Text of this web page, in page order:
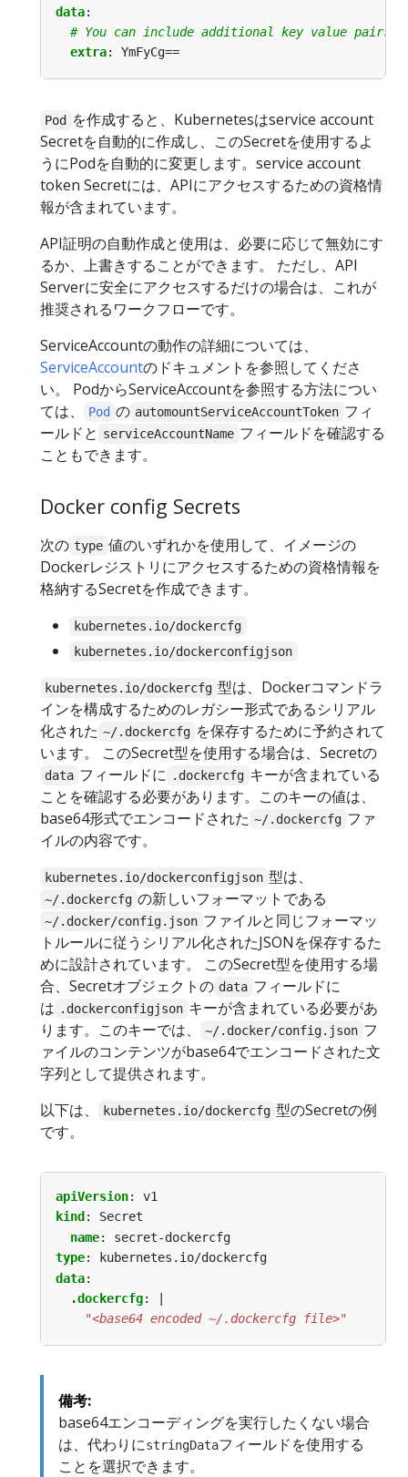
data:
# You can include additional key value pairs
extra: YmFyCg==
Pod
を作成すると、Kubernetesはservice account
Secretを自動的に作成し、このSecretを使用するよ
うにPodを自動的に変更します。service account
token Secretには、APIにアクセスするための資格情
報が含まれています。
API証明の自動作成と使用は、必要に応じて無効にす
るか、上書きすることができます。 ただし、API
Serverに安全にアクセスするだけの場合は、これが
推奨されるワークフローです。
ServiceAccountの動作の詳細については、
ServiceAccountのドキュメントを参照してくださ
い。 PodからServiceAccountを参照する方法につい
ては、
Pod の automountServiceAccountToken フィ
ールドと serviceAccountName フィールドを確認する
こともできます。
Docker config Secrets
次の type 値のいずれかを使用して、イメージの
Dockerレジストリにアクセスするための資格情報を
格納するSecretを作成できます。
kubernetes.io/dockercfg
kubernetes.io/dockerconfigjson
kubernetes.io/dockercfg 型は、Dockerコマンドラ
インを構成するためのレガシー形式であるシリアル
化された ~/.dockercfg を保存するために予約されて
います。 このSecret型を使用する場合は、Secretの
data フィールドに .dockercfg キーが含まれている
ことを確認する必要があります。このキーの値は、
base64形式でエンコードされた ~/.dockercfg ファ
イルの内容です。
kubernetes.io/dockerconfigjson 型は、
~/.dockercfg の新しいフォーマットである
~/.docker/config.json ファイルと同じフォーマッ
トルールに従うシリアル化されたJSONを保存するた
めに設計されています。 このSecret型を使用する場
合、Secretオブジェクトの data フィールドに
は .dockerconfigjson キーが含まれている必要があ
ります。このキーでは、
~/.docker/config.json フ
ァイルのコンテンツがbase64でエンコードされた文
字列として提供されます。
以下は、
kubernetes.io/dockercfg 型のSecretの例
です。
apiVersion:
v1
kind :
Secret
name:
secret-dockercfg
type:
kubernetes.io/dockercfg
data:
.dockercfg:
    "<base64 encoded ~/.dockercfg file>"
備考:
base64エンコーディングを実行したくない場合
は、代わりにstringDataフィールドを使用する
ことを選択できます。